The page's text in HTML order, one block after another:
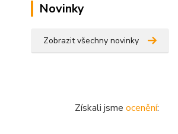
Novinky
Zobrazit všechny novinky
Získali jsme ocenění: